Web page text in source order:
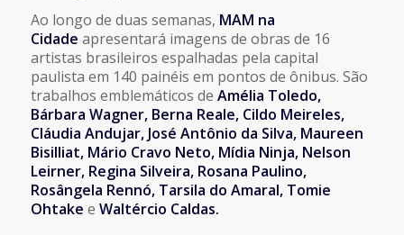
Ao longo de duas semanas, MAM na
Cidade apresentará imagens de obras de 16
artistas brasileiros espalhadas pela capital
paulista em 140 painéis em pontos de ônibus. São
trabalhos emblemáticos de Amélia Toledo,
Bárbara Wagner, Berna Reale, Cildo Meireles,
Cláudia Andujar, José Antônio da Silva, Maureen
Bisilliat, Mário Cravo Neto, Mídia Ninja, Nelson
Leirner, Regina Silveira, Rosana Paulino,
Rosângela Rennó, Tarsila do Amaral, Tomie
Ohtake e Waltércio Caldas.